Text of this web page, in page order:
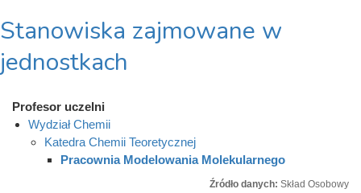
Stanowiska zajmowane w
jednostkach
Profesor uczelni
Wydział Chemii
Katedra Chemii Teoretycznej
Pracownia Modelowania Molekularnego
Źródło danych: Skład Osobowy